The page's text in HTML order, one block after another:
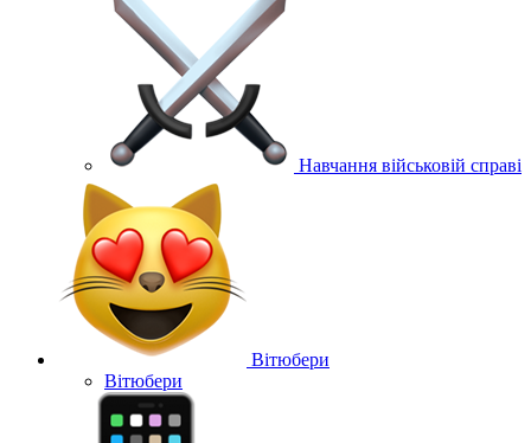
Навчання військовій справі
Вітюбери
Вітюбери